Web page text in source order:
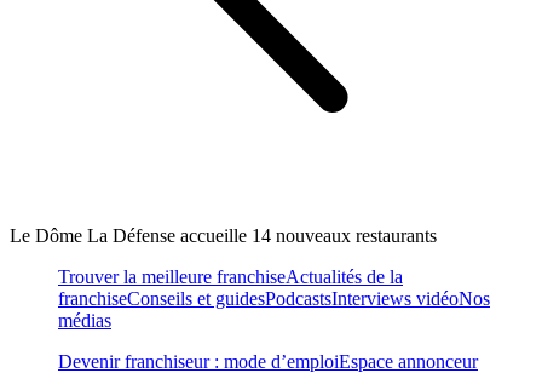
Le Dôme La Défense accueille 14 nouveaux restaurants
Trouver la meilleure franchiseActualités de la
franchiseConseils et guidesPodcastsInterviews vidéoNos
médias
Devenir franchiseur : mode d’emploiEspace annonceur